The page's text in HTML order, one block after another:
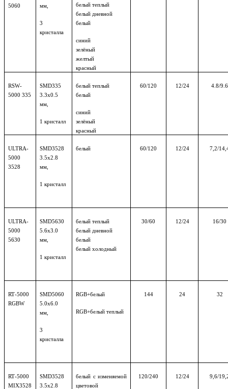
5060
мм,
3
кристалла
белый теплый
белый дневной
белый
синий
зелёный
желтый
красный
RSW-
5000 335
SMD335
3.3х0.5
мм,
1 кристалл
белый теплый
белый
синий
зелёный
красный
60/120 12/24 4.8/9.6
ULTRA-
5000
3528
SMD3528
3.5х2.8
мм,
1 кристалл
белый 60/120 12/24 7,2/
ULTRA-
5000
5630
SMD5630
5.6х3.0
мм,
1 кристалл
белый теплый
белый дневной
белый
белый холодный
30/60 12/24 16/30
RT-5000
RGBW
SMD5060
5.0х6.0
мм,
3
кристалла
RGB+белый
RGB+белый теплый
144 24 32
RT-5000
MIX3528
SMD3528
3.5х2.8
белый с изменяемой
цветовой
120/240 12/24 9,6/